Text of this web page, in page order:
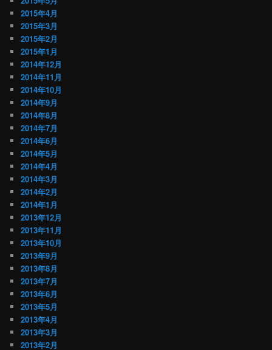
2015年4月
2015年3月
2015年2月
2015年1月
2014年12月
2014年11月
2014年10月
2014年9月
2014年8月
2014年7月
2014年6月
2014年5月
2014年4月
2014年3月
2014年2月
2014年1月
2013年12月
2013年11月
2013年10月
2013年9月
2013年8月
2013年7月
2013年6月
2013年5月
2013年4月
2013年3月
2013年2月